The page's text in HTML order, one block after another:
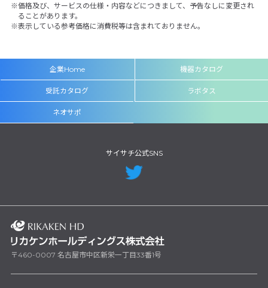
価格及び、サービスの仕様・内容などにつきまして、予告なしに変更され
ることがあります。
表示している参考価格に消費税等は含まれておりません。
企業Home 機器カタログ
受託カタログ ラボタス
ネオサポ
サイサチ公式SNS
〒460-0007 名古屋市中区新栄一丁目33番1号